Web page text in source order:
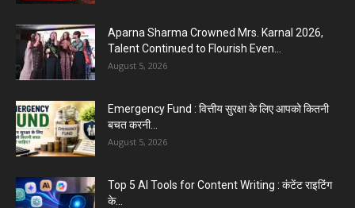
Aparna Sharma Crowned Mrs. Karnal 2026,
Talent Continued to Flourish Even...
August 5, 2026
Emergency Fund : वित्तीय सुरक्षा के लिए आपको कितनी
बचत करनी...
August 5, 2026
Top 5 AI Tools for Content Writing : कंटेंट राइटिंग
के...